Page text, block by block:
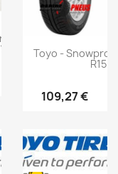
3 - 165/70 R14
Toyo - Snowprox
R15
109,27 €